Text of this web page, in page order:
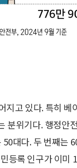
고 있다. 특히
분위기다. 행정안
대다. 두 번째는
등록 인구가 이미